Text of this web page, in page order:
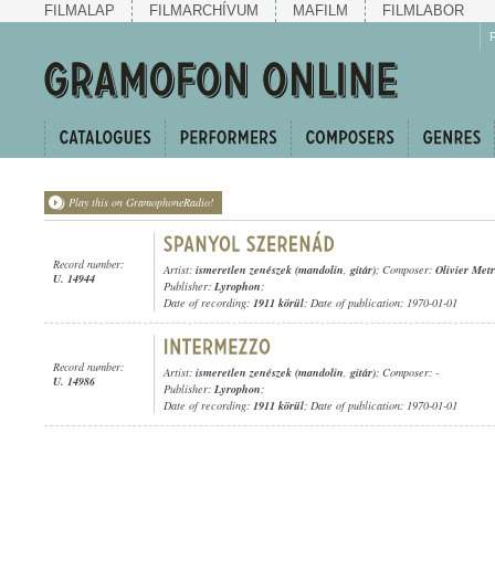
FILMALAP FILMARCHÍVUM MAFILM FILMLABOR
Play this on GramophoneRadio!
Record number:
U. 14944
Artist: ismeretlen zenészek (mandolin, gitár); Composer: Olivier
Publisher: Lyrophon;
Date of recording: 1911 körül; Date of publication: 1970-01-01
Record number:
U. 14986
Artist: ismeretlen zenészek (mandolin, gitár); Composer: -
Publisher: Lyrophon;
Date of recording: 1911 körül; Date of publication: 1970-01-01